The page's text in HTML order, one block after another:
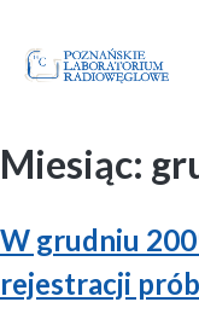
content
Miesiąc:
W grudniu
rejestracji